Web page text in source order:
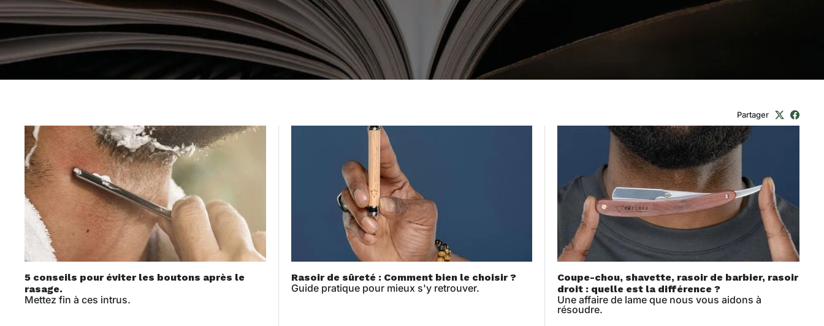
Partager
5 conseils pour éviter les boutons après le
rasage.
Mettez fin à ces intrus.
Rasoir de sûreté : Comment bien le choisir ?
Guide pratique pour mieux s'y retrouver.
Coupe-chou, shavette, rasoir de barbier, rasoir
droit : quelle est la différence ?
Une affaire de lame que nous vous aidons à
résoudre.